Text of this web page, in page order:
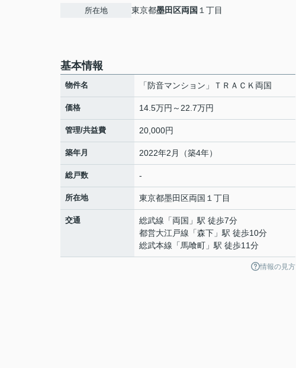
所在地 東京都墨田区両国 １丁目
基本情報
物件名 「防音マンション」ＴＲＡＣＫ両国
価格 14.5万円～22.7万円
管理/共益費 20,000円
築年月 2022年2月（築4年）
総戸数 -
所在地 東京都墨田区両国 １丁目
交通 総武線 「両国 」駅 徒歩7分
都営大江戸線 「森下 」駅 徒歩10分
総武本線 「馬喰町 」駅 徒歩11分
情報の見方